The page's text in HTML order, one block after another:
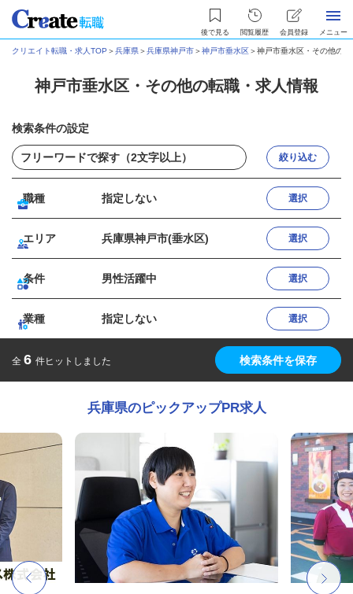
後で見る 閲覧履歴 会員登録 メニュー
クリエイト転職・求人TOP ＞兵庫県＞兵庫県神戸市＞神戸市垂水区＞神戸市垂水区・その他の
神戸市垂水区・その他の転職・求人情報
検索条件の設定
絞り込む
職種 指定しない 選択
エリア 兵庫県神戸市(垂水区) 選択
条件 男性活躍中 選択
業種 指定しない 選択
全 6 件ヒットしました 検索条件を保存
兵庫県のピックアップPR求人